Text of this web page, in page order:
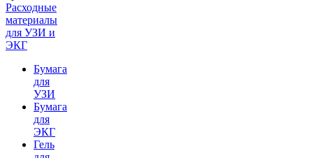
Расходные
материалы
для УЗИ и
ЭКГ
Бумага
для
УЗИ
Бумага
для
ЭКГ
Гель